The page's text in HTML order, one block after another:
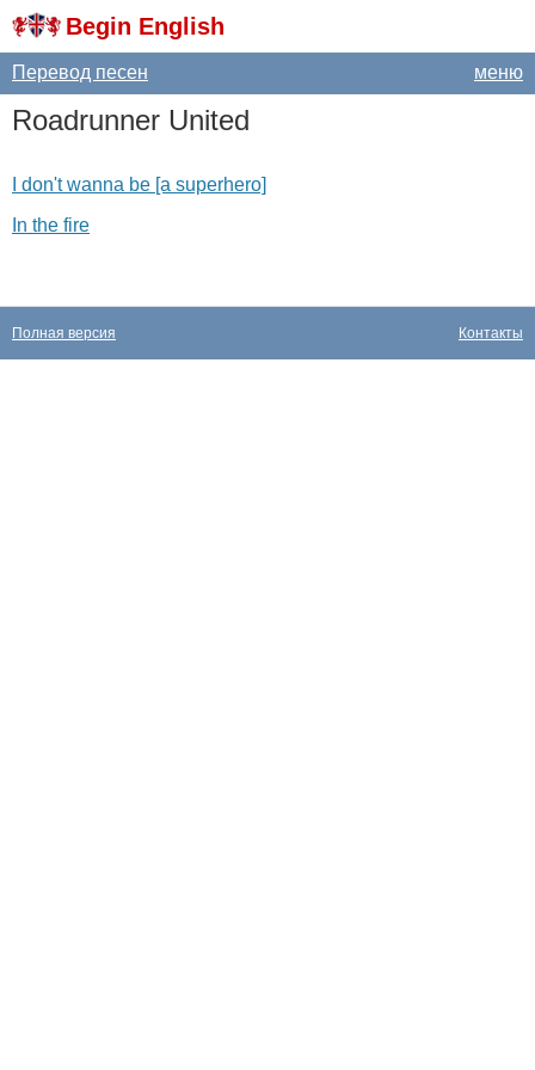
Begin English
меню
Перевод песен
Roadrunner United
I don't wanna be [a superhero]
In the fire
Контакты
Полная версия